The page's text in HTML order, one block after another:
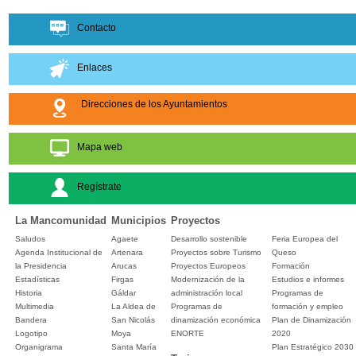
Contacto
Enlaces
Direcciones de los Ayuntamientos
Mapa web
Regístrate
La Mancomunidad Municipios Proyectos
Saludos
Agenda Institucional de
la Presidencia
Estadísticas
Historia
Multimedia
Bandera
Logotipo
Organigrama
Agaete
Artenara
Arucas
Firgas
Gáldar
La Aldea de
San Nicolás
Moya
Santa María
Desarrollo sostenible
Proyectos sobre Turismo
Proyectos Europeos
Modernización de la
administración local
Programas de
dinamización económica
ENORTE
Feria Europea del
Queso
Formación
Estudios e informes
Programas de
formación y empleo
Plan de Dinamización
2020
Plan Estratégico 2030